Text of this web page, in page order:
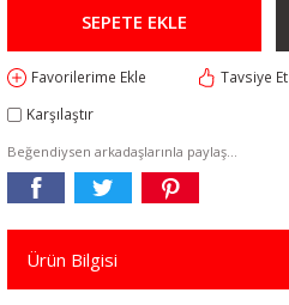
SEPETE EKLE
Tavsiye Et
Karşılaştır
Beğendiysen arkadaşlarınla paylaş...
Ürün Bilgisi